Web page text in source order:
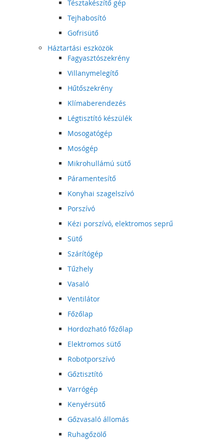
Tésztakészítő gép
Tejhabosító
Gofrisütő
Háztartási eszközök
Fagyasztószekrény
Villanymelegítő
Hűtőszekrény
Klímaberendezés
Légtisztító készülék
Mosogatógép
Mosógép
Mikrohullámú sütő
Páramentesítő
Konyhai szagelszívó
Porszívó
Kézi porszívó, elektromos seprű
Sütő
Szárítógép
Tűzhely
Vasaló
Ventilátor
Főzőlap
Hordozható főzőlap
Elektromos sütő
Robotporszívó
Gőztisztító
Varrógép
Kenyérsütő
Gőzvasaló állomás
Ruhagőzölő